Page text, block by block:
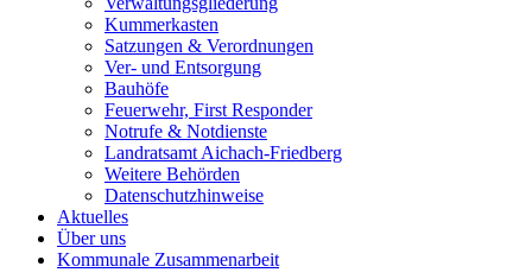
Kummerkasten
Satzungen & Verordnungen
Ver- und Entsorgung
Bauhöfe
Feuerwehr, First Responder
Notrufe & Notdienste
Landratsamt Aichach-Friedberg
Weitere Behörden
Datenschutzhinweise
Aktuelles
Über uns
Kommunale Zusammenarbeit